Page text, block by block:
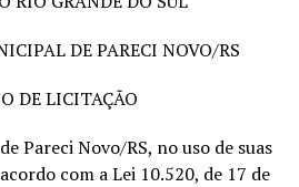
DE PARECI NOVO/RS
DE LICITAÇÃO
Pareci Novo/RS, no uso de suas
com a Lei 10.520, de 17 de